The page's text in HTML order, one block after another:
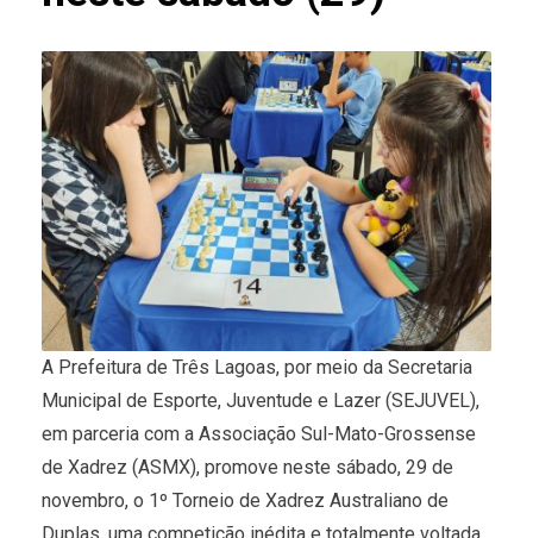
A Prefeitura de Três Lagoas, por meio da Secretaria
Municipal de Esporte, Juventude e Lazer (SEJUVEL),
em parceria com a Associação Sul-Mato-Grossense
de Xadrez (ASMX), promove neste sábado, 29 de
novembro, o 1º Torneio de Xadrez Australiano de